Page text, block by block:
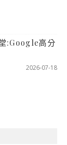
:Google高分
2026-07-18